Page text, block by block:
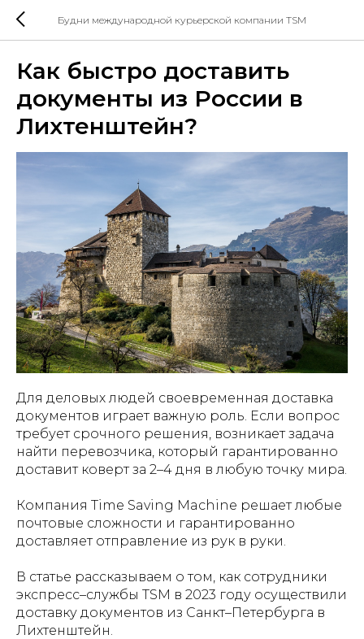
Будни международной курьерской компании TSM
Как быстро доставить
документы из России в
Лихтенштейн?
Для деловых людей своевременная доставка
документов играет важную роль. Если вопрос
требует срочного решения, возникает задача
найти перевозчика, который гарантированно
доставит коверт за 2–4 дня в любую точку мира.
Компания Time Saving Machine решает любые
почтовые сложности и гарантированно
доставляет отправление из рук в руки.
В статье рассказываем о том, как сотрудники
экспресс–службы TSM в 2023 году осуществили
доставку документов из Санкт–Петербурга в
Лихтенштейн.